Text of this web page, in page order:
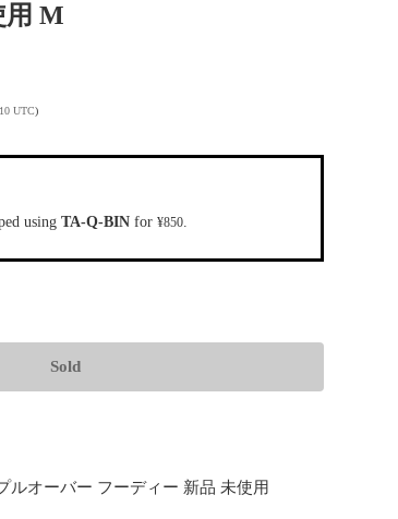
用 M
UTC)
using TA-Q-BINfor ¥850.
Sold
ルオーバー フーディー 新品 未使用